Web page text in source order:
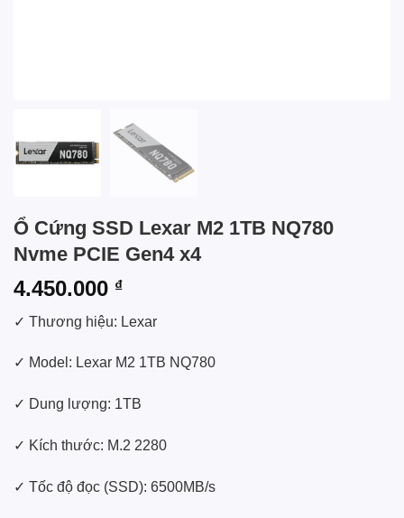
Ổ Cứng SSD Lexar M2 1TB NQ780
Nvme PCIE Gen4 x4
4.450.000 ₫
✓ Thương hiệu: Lexar
✓ Model: Lexar M2 1TB NQ780
✓ Dung lượng: 1TB
✓ Kích thước: M.2 2280
✓ Tốc độ đọc (SSD): 6500MB/s